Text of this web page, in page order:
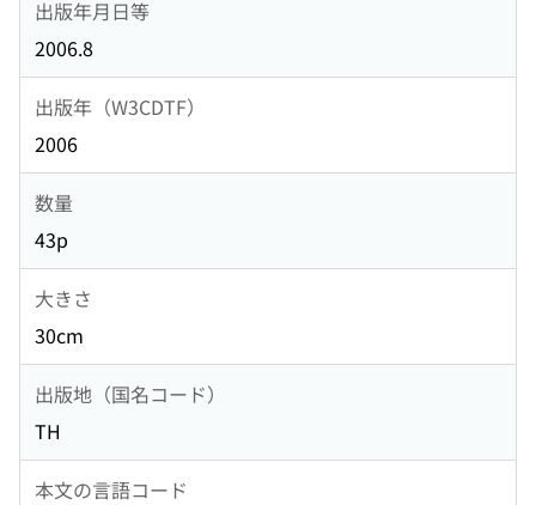
出版年月日等
2006.8
出版年（W3CDTF）
2006
数量
43p
大きさ
30cm
出版地（国名コード）
TH
本文の言語コード